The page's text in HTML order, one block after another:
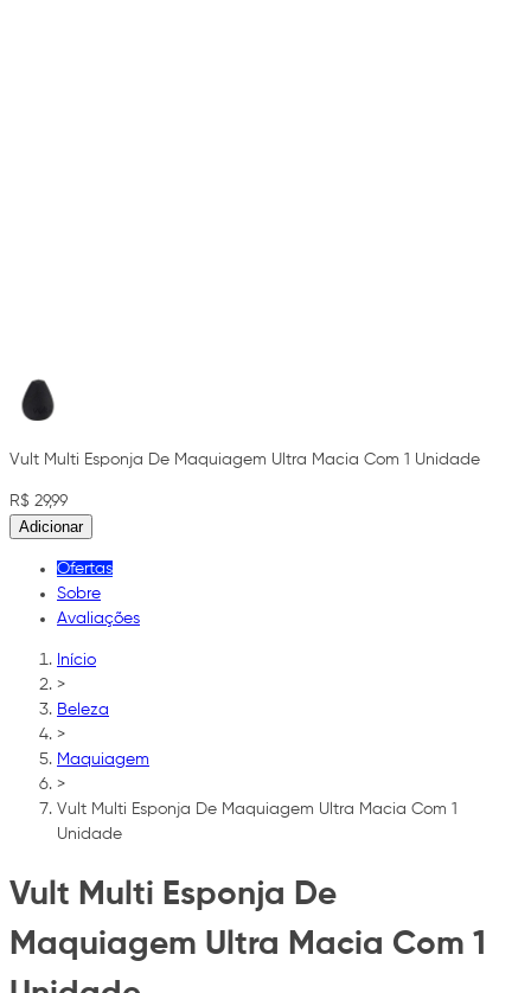
Vult Multi Esponja De Maquiagem Ultra Macia Com 1 Unidade
R$ 29,99
Adicionar
Ofertas
Sobre
Avaliações
Início
>
Beleza
>
Maquiagem
>
Vult Multi Esponja De Maquiagem Ultra Macia Com 1
Unidade
Vult Multi Esponja De
Maquiagem Ultra Macia Com 1